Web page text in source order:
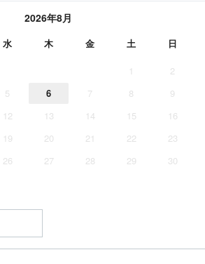
2026年8月
水 木 金 土 日
1
2
5 6 7 8
9
12 13 14 15
16
19 20 21 22
23
26 27 28 29
30